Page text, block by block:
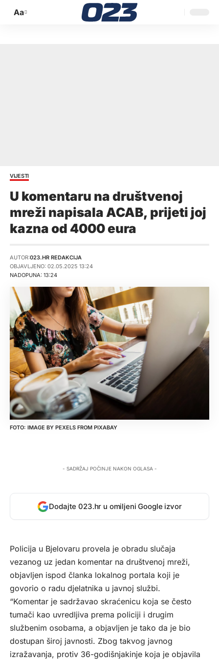
Promijeni
Aa
VIJESTI
U komentaru na društvenoj
mreži napisala ACAB, prijeti joj
kazna od 4000 eura
NADOPUNA: 13:24
AUTOR:023.HR REDAKCIJA
OBJAVLJENO: 02.05.2025 13:24
IMAGE BY PEXELS FROM PIXABAY
- SADRŽAJ POČINJE NAKON OGLASA -
Dodajte 023.hr u omiljeni Google izvor
Policija u Bjelovaru provela je obradu slučaja
vezanog uz jedan komentar na društvenoj mreži,
objavljen ispod članka lokalnog portala koji je
govorio o radu djelatnika u javnoj službi.
“Komentar je sadržavao skraćenicu koja se često
tumači kao uvredljiva prema policiji i drugim
službenim osobama, a objavljen je tako da je bio
dostupan široj javnosti. Zbog takvog javnog
izražavanja, protiv 36-godišnjakinje koja je objavila